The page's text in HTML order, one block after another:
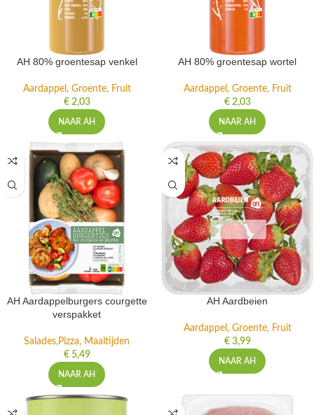
AH 80% groentesap venkel
Aardappel, Groente, Fruit
€2,03
NAAR AH
AH 80% groentesap wortel
Aardappel, Groente, Fruit
€2,03
NAAR AH
AH Aardappelburgers courgette
verspakket
Salades,Pizza, Maaltijden
€5,49
NAAR AH
AH Aardbeien
Aardappel, Groente, Fruit
€3,99
NAAR AH